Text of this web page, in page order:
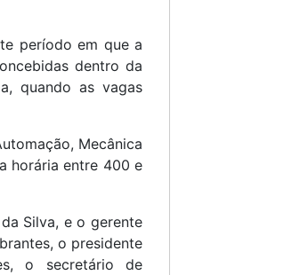
período em que a
dentro da
quando as vagas
Mecânica
horária entre 400 e
Silva, e o gerente
o presidente
o secretário de